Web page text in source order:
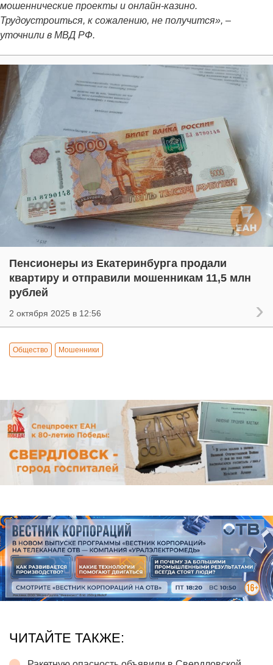
мошеннические проекты и онлайн-казино.
Трудоустроиться, к сожалению, не получится», –
уточнили в МВД РФ.
Пенсионеры из Екатеринбурга продали
квартиру и отправили мошенникам 11,5 млн
рублей
2 октября 2025 в 12:56
Общество Мошенники
ЧИТАЙТЕ ТАКЖЕ: